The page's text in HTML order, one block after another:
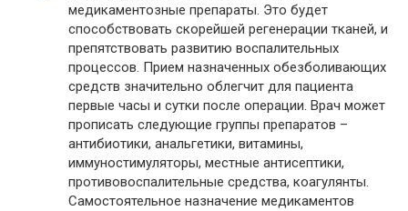
медикаментозные препараты. Это будет
способствовать скорейшей регенерации тканей, и
препятствовать развитию воспалительных
процессов. Прием назначенных обезболивающих
средств значительно облегчит для пациента
первые часы и сутки после операции. Врач может
прописать следующие группы препаратов –
антибиотики, анальгетики, витамины,
иммуностимуляторы, местные антисептики,
противовоспалительные средства, коагулянты.
Самостоятельное назначение медикаментов